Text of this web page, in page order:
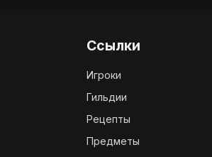
Ссылки
Игроки
Гильдии
Рецепты
Предметы